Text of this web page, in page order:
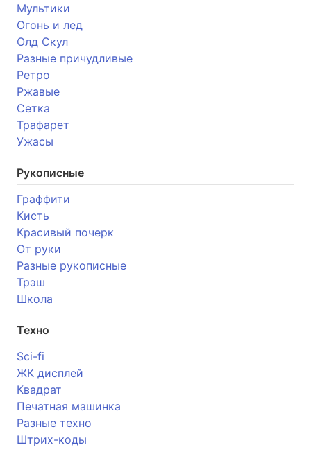
Мультики
Огонь и лед
Олд Скул
Разные причудливые
Ретро
Ржавые
Сетка
Трафарет
Ужасы
Рукописные
Граффити
Кисть
Красивый почерк
От руки
Разные рукописные
Трэш
Школа
Техно
Sci-fi
ЖК дисплей
Квадрат
Печатная машинка
Разные техно
Штрих-коды